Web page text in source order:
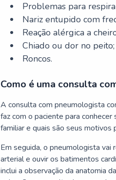
Problemas para
Nariz entupido com
Reação alérgica a
Chiado ou dor no peito;
Roncos.
Como é uma consulta
A consulta com pneumologista
faz com o paciente para
familiar e quais são seus motivos
Em seguida, o pneumologista vai
arterial e ouvir os batimentos
inclui a observação da anatomia